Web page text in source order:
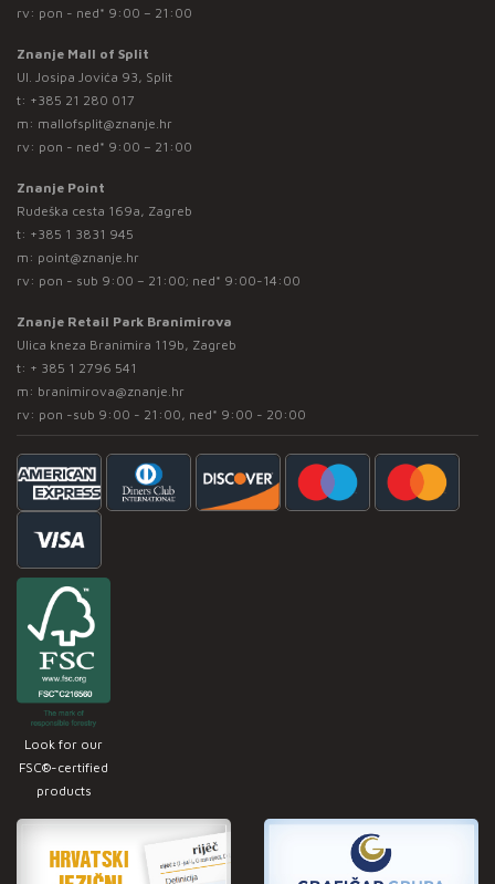
rv: pon - ned* 9:00 – 21:00
Znanje Mall of Split
Ul. Josipa Jovića 93, Split
t: +385 21 280 017
m: mallofsplit@znanje.hr
rv: pon - ned* 9:00 – 21:00
Znanje Point
Rudeška cesta 169a, Zagreb
t: +385 1 3831 945
m: point@znanje.hr
rv: pon - sub 9:00 – 21:00; ned* 9:00-14:00
Znanje Retail Park Branimirova
Ulica kneza Branimira 119b, Zagreb
t: + 385 1 2796 541
m: branimirova@znanje.hr
rv: pon -sub 9:00 - 21:00, ned* 9:00 - 20:00
Look for our
FSC®-certified
products